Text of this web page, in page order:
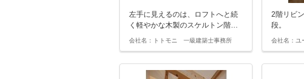
左手に見えるのは、ロフトへと続
く軽やかな木製のスケルトン階…
会社名：トトモニ 一級建築士事務所
2階リビ
段。
会社名：ユ